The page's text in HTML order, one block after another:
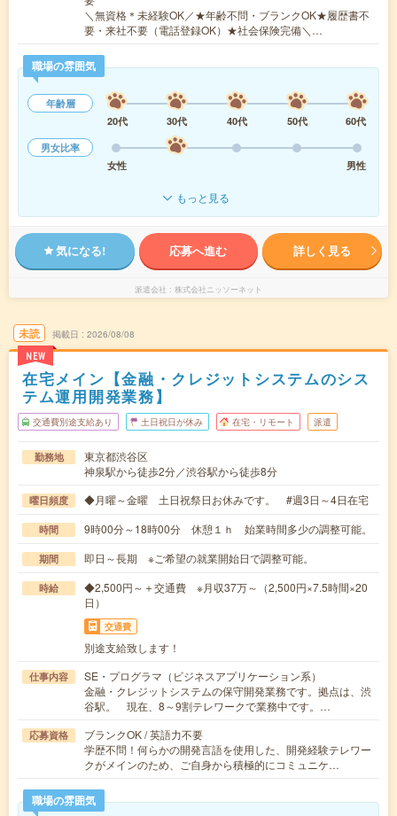
＼無資格＊未経験OK／★年齢不問・ブランクOK★履歴書不
要・来社不要（電話登録OK）★社会保険完備＼…
職場の雰囲気
年齢層
20代
30代 40代 50代
60代
男女比率
女性
男性
もっと見る
気になる! 応募へ進む 詳しく見る
派遣会社 株式会社ニッソーネット
未読
NEW
掲載日 2026/08/08
在宅メイン【金融・クレジットシステムのシス
テム運用開発業務】
交通費別途支給あり 土日祝日が休み 在宅・リモート 派遣
勤務地
東京都渋谷区
神泉駅から徒歩2分／渋谷駅から徒歩8分
曜日頻度 ◆月曜～金曜 土日祝祭日お休みです。 #週3日～4日在宅
時間 9時00分～18時00分 休憩１ｈ 始業時間多少の調整可能。
期間 即日～長期 ※ご希望の就業開始日で調整可能。
時給
◆2,500円～＋交通費 ※月収37万～（2,500円×7.5時間×20
日）
交通費
別途支給致します！
仕事内容
SE・プログラマ（ビジネスアプリケーション系）
金融・クレジットシステムの保守開発業務です。拠点は、渋
谷駅。 現在、8～9割テレワークで業務中です。…
応募資格
ブランクOK / 英語力不要
学歴不問！何らかの開発言語を使用した、開発経験テレワー
クがメインのため、ご自身から積極的にコミュニケ…
職場の雰囲気